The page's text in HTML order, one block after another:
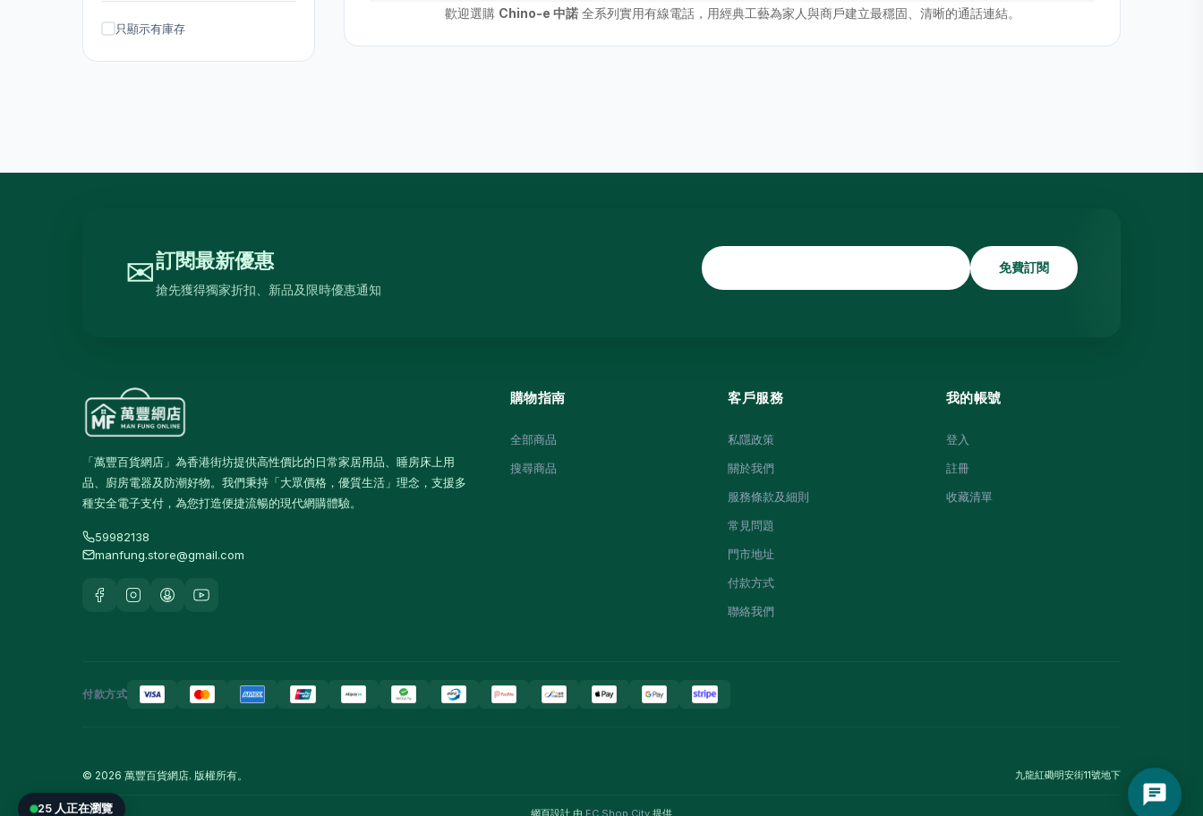
小型生活電器
飲品 120
運動飲品
水及蒸餾水 7
戶外及旅行用品
只顯示有庫存
歡迎選購 Chino-e 中諾全系列實用有線電話，用經典工藝為家人與商戶建立最穩固、清晰的通話連結。
✉訂閱最新優惠
搶先獲得獨家折扣、新品及限時優惠通知
免費訂閱
「萬豐百貨網店」為香港街坊提供高性價比的日常家居用品、睡房床上用
品、廚房電器及防潮好物。我們秉持「大眾價格，優質生活」理念，支援多
種安全電子支付，為您打造便捷流暢的現代網購體驗。
59982138
manfung.store@gmail.com
購物指南
全部商品
搜尋商品
客戶服務
私隱政策
關於我們
服務條款及細則
常見問題
門市地址
付款方式
聯絡我們
我的帳號
登入
註冊
收藏清單
付款方式
© 2026 萬豐百貨網店. 版權所有。 九龍紅磡明安街11號地下
網頁設計 由 EC Shop City 提供
25 人正在瀏覽